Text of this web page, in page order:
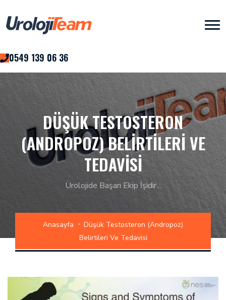
0549 139 06 36
DÜŞÜK TESTOSTERON
(ANDROPOZ) BELIRTILERI VE
TEDAVISI
Ürolojide Başarı Ekip İşidir...
Anasayfa
Düşük Testosteron (Andropoz)
Belirtileri Ve Tedavisi